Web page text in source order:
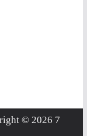
© 2026 7 فنون